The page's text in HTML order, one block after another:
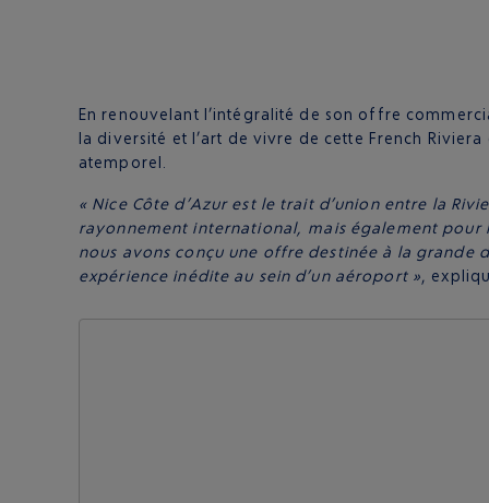
En renouvelant l’intégralité de son offre
la diversité et l’art de vivre de cette French
atemporel.
« Nice Côte d’Azur est le trait d’union entre la
rayonnement international, mais également
nous avons conçu une offre destinée à la grande
expérience inédite au sein d’un aéroport »,